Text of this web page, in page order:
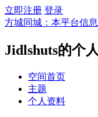
立即注册 登录
方城同城：本平台信
Jidlshuts的个
空间首页
主题
个人资料